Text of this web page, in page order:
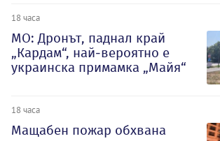
18 часа
МО: Дронът, паднал край
„Кардам“, най-вероятно е
украинска примамка „Майя“
18 часа
Мащабен пожар обхвана